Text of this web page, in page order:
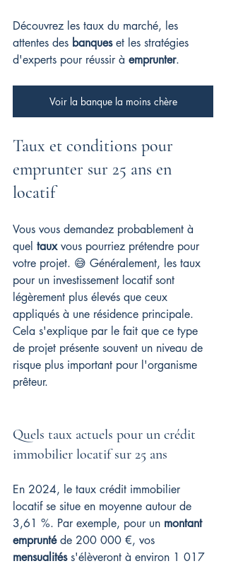
Découvrez les taux du marché, les
attentes des banques et les stratégies
d'experts pour réussir à emprunter.
Voir la banque la moins chère
Taux et conditions pour
emprunter sur 25 ans en
locatif
Vous vous demandez probablement à
quel taux vous pourriez prétendre pour
votre projet. 😅 Généralement, les taux
pour un investissement locatif sont
légèrement plus élevés que ceux
appliqués à une résidence principale.
Cela s'explique par le fait que ce type
de projet présente souvent un niveau de
risque plus important pour l'organisme
prêteur.
Quels taux actuels pour un crédit
immobilier locatif sur 25 ans
En 2024, le taux crédit immobilier
locatif se situe en moyenne autour de
3,61 %. Par exemple, pour un montant
emprunté de 200 000 €, vos
mensualités s'élèveront à environ 1 017